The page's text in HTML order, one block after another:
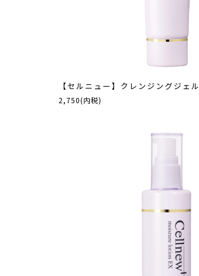
【セルニュー】クレンジングジェル
2,750(内税)